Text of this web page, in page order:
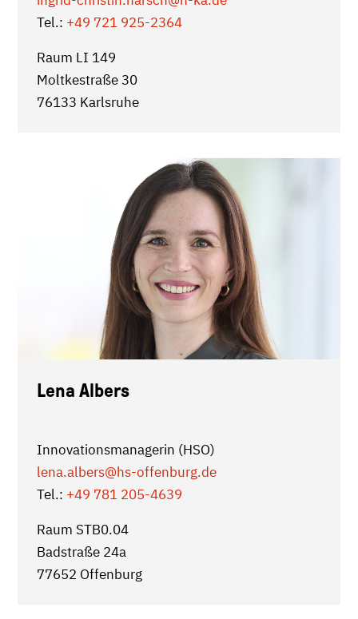
Tel.: +49 721 925-2364
Raum LI 149
Moltkestraße 30
76133 Karlsruhe
Lena Albers
Innovationsmanagerin (HSO)
lena.albers@hs-offenburg.de
Tel.: +49 781 205-4639
Raum STB0.04
Badstraße 24a
77652 Offenburg